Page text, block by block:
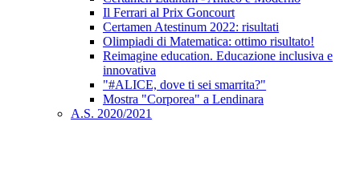
Il Ferrari al Prix Goncourt
Certamen Atestinum 2022: risultati
Olimpiadi di Matematica: ottimo risultato!
Reimagine education. Educazione inclusiva e
innovativa
"#ALICE, dove ti sei smarrita?"
Mostra "Corporea" a Lendinara
A.S. 2020/2021